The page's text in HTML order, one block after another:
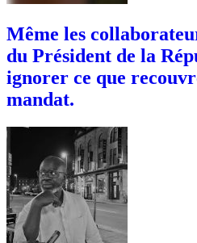
Même les
du Président de la
ignorer ce que
mandat.